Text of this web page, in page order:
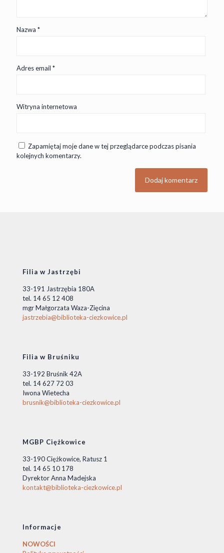
Nazwa *
Adres email *
Witryna internetowa
Zapamiętaj moje dane w tej przeglądarce podczas pisania
kolejnych komentarzy.
Filia w Jastrzębi
33-191 Jastrzębia 180A
tel. 14 65 12 408
mgr Małgorzata Waza-Zięcina
jastrzebia@biblioteka-ciezkowice.pl
Filia w Bruśniku
33-192 Bruśnik 42A
tel. 14 627 72 03
Iwona Wietecha
brusnik@biblioteka-ciezkowice.pl
MGBP Ciężkowice
33-190 Ciężkowice, Ratusz 1
tel. 14 65 10 178
Dyrektor Anna Madejska
kontakt@biblioteka-ciezkowice.pl
Informacje
NOWOŚCI